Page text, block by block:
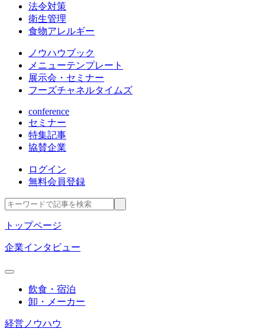
法令対策
衛生管理
食物アレルギー
ノウハウブック
メニューテンプレート
展示会・セミナー
フーズチャネルタイムズ
conference
セミナー
特集記事
協賛企業
ログイン
無料会員登録
トップページ
企業インタビュー
飲食・宿泊
卸・メーカー
経営ノウハウ